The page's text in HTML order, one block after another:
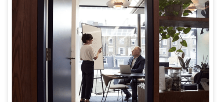
Być może wiesz, że kannabidiol (CBD) może pomóc w
leczeniu poważnych schorzeń, takich jak stwardnienie
rozsiane (SM) i epilepsja, ale czy wiesz, że może on również
poprawić ogólny stan zdrowia? Nawet jeśli nie cierpisz na
żadną konkretną chorobę, produkty CBD mogą być
integralną częścią twojego codziennego życia. Począwszy
od łagodzenia drobnych bólów, a skończywszy na
powstrzymaniu nocnego przewracania się z […]